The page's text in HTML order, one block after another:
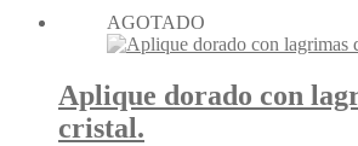
AGOTADO
Aplique dorado con
cristal.